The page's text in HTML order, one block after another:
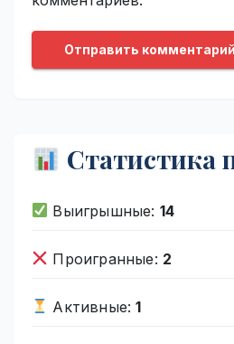
Статистика
Выигрышные: 14
Проигранные: 2
Активные:1